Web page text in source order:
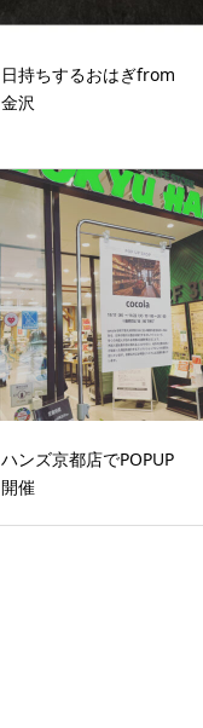
日持ちするおはぎfrom
金沢
ハンズ京都店でPOPUP
開催